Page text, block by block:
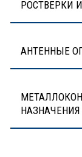
РОСТВЕРКИ
АНТЕННЫЕ
НАЗНАЧЕНИЯ